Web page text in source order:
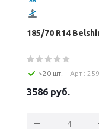
185/70 R14
>20 шт. Арт :
3586 руб.